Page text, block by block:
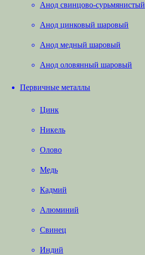
Анод свинцово-сурьмянистый
Анод цинковый шаровый
Анод медный шаровый
Анод оловянный шаровый
Первичные металлы
Цинк
Никель
Олово
Медь
Кадмий
Алюминий
Свинец
Индий